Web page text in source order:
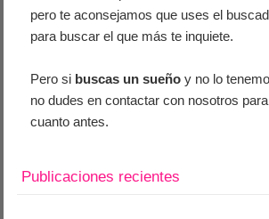
pero te aconsejamos que uses el
para buscar el que más te inquiete.
Pero si buscas un sueño y no lo
no dudes en contactar con nosotros
cuanto antes.
Publicaciones recientes